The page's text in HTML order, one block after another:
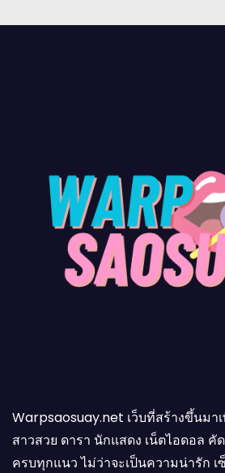
Warpsaosuay.net เว็บที่สร้างขึ้นมา
สาวสวย ดารา นักแสดง เน็ตไอดอล คั
ครบทุกแนว ไม่ว่าจะเป็นความน่ารัก